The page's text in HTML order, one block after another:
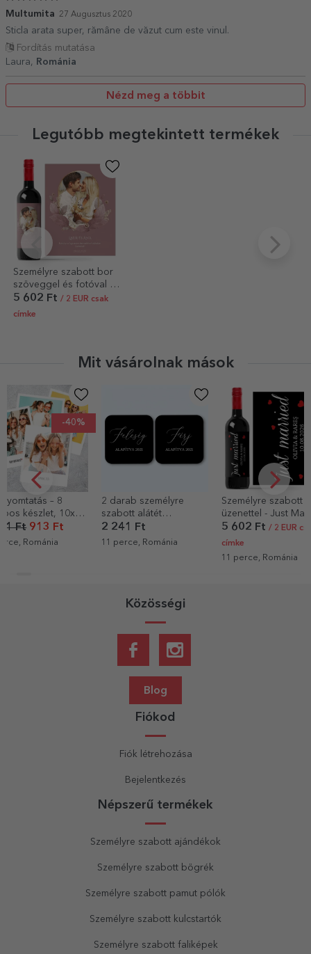
Multumita 27 Augusztus 2020
Sticla arata super, rămâne de văzut cum este vinul.
Fordítás mutatása
Laura,
Románia
Nézd meg a többit
Legutóbb megtekintett termékek
Személyre szabott bor
szöveggel és fotóval -
Virágos
5 602 Ft / 2 EUR csak
címke
Mit vásárolnak mások
2 darab személyre
szabott alátét
szöveggel - Neki és
neki
2 241 Ft
11 perce, Románia
Személyre szabott bor
üzenettel - Just Married
5 602 Ft
/ 2 EUR csak
címke
StarGift
400 Ft
Közösségi
Blog
Fiókod
Fiók létrehozása
Bejelentkezés
Népszerű termékek
Személyre szabott ajándékok
Személyre szabott bögrék
Személyre szabott pamut pólók
Személyre szabott kulcstartók
Személyre szabott faliképek